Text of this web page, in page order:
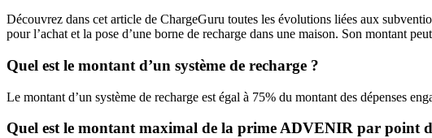
Découvrez dans cet article de ChargeGuru toutes les évolutions liées aux
pour l’achat et la pose d’une borne de recharge dans une maison. Son montant
Quel est le montant d’un système de recharge ?
Le montant d’un système de recharge est égal à 75% du montant des dépenses
Quel est le montant maximal de la prime ADVENIR par point